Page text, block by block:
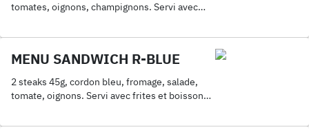
tomates, oignons, champignons. Servi avec
MENU SANDWICH R-BLUE
2 steaks 45g, cordon bleu, fromage, salade,
tomate, oignons. Servi avec frites et boisson